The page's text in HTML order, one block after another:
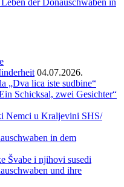
04.07.2026.
Schicksal, zwei Gesichter“
in dem
und ihre